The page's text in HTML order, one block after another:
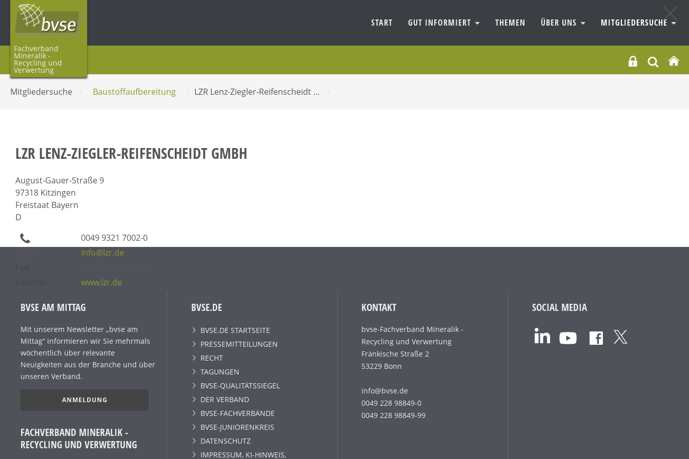
Fachverband
Mineralik -
Recycling und
Verwertung
START GUT INFORMIERT THEMEN ÜBER UNS MITGLIEDERSUCHE
Mitgliedersuche / Baustoffaufbereitung / LZR Lenz-Ziegler-Reifenscheidt … /
LZR LENZ-ZIEGLER-REIFENSCHEIDT GMBH
August-Gauer-Straße 9
97318 Kitzingen
Freistaat Bayern
D
0049 9321 7002-0
info@lzr.de
www.lzr.de
BVSE AM MITTAG
Mit unserem Newsletter „bvse am
Mittag“ informieren wir Sie mehrmals
wöchentlich über relevante
Neuigkeiten aus der Branche und über
unseren Verband.
ANMELDUNG
FACHVERBAND MINERALIK -
RECYCLING UND VERWERTUNG
BVSE.DE
BVSE.DE STARTSEITE
PRESSEMITTEILUNGEN
RECHT
TAGUNGEN
BVSE-QUALITÄTSSIEGEL
DER VERBAND
BVSE-FACHVERBÄNDE
BVSE-JUNIORENKREIS
DATENSCHUTZ
IMPRESSUM, KI-HINWEIS,
KONTAKT
bvse-Fachverband Mineralik -
Recycling und Verwertung
Fränkische Straße 2
53229 Bonn
info@bvse.de
0049 228 98849-0
0049 228 98849-99
SOCIAL MEDIA